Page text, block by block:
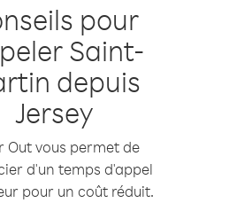
pour
Saint-
depuis
Jersey
Out vous permet de
d'un temps d'appel
pour un coût réduit.